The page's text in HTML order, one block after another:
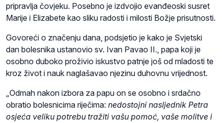
pripravlja čovjeku. Posebno je izdvojio evanđeoski susret
Marije i Elizabete kao sliku radosti i milosti Božje prisutnosti.
Govoreći o značenju dana, podsjetio je kako je Svjetski
dan bolesnika ustanovio sv. Ivan Pavao II., papa koji je
osobno duboko proživio iskustvo patnje još od mladosti te
kroz život i nauk naglašavao njezinu duhovnu vrijednost.
„Odmah nakon izbora za papu on se osobno i srdačno
obratio bolesnicima riječima: nedostojni nasljednik Petra
osjeća veliku potrebu tražiti vašu pomoć, vaše molitve i